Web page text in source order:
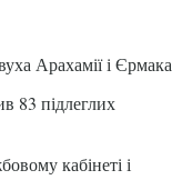
Арахамії і Єрмака
83 підлеглих
кабінеті і